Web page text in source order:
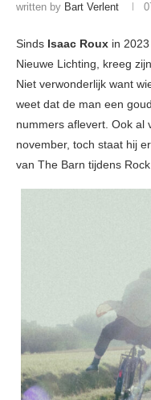
written by Bart Verlent
Sinds Isaac Roux in
Nieuwe Lichting, kreeg
Niet verwonderlijk want
weet dat de man een
nummers aflevert. Ook al
november, toch staat hij
van The Barn tijdens